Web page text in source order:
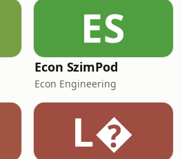
ES
Econ SzimPod
Econ Engineering
L